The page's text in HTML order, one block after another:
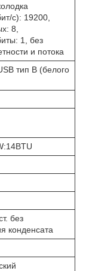
с): 19200,
8,
1, без
и потока
тип B (белого
без
конденсата